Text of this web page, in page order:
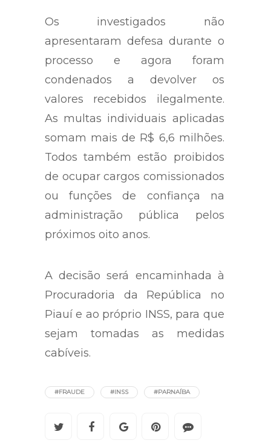
Os investigados não
apresentaram defesa durante o
processo e agora foram
condenados a devolver os
valores recebidos ilegalmente.
As multas individuais aplicadas
somam mais de R$ 6,6 milhões.
Todos também estão proibidos
de ocupar cargos comissionados
ou funções de confiança na
administração pública pelos
próximos oito anos.
A decisão será encaminhada à
Procuradoria da República no
Piauí e ao próprio INSS, para que
sejam tomadas as medidas
cabíveis.
#FRAUDE #INSS #PARNAÍBA